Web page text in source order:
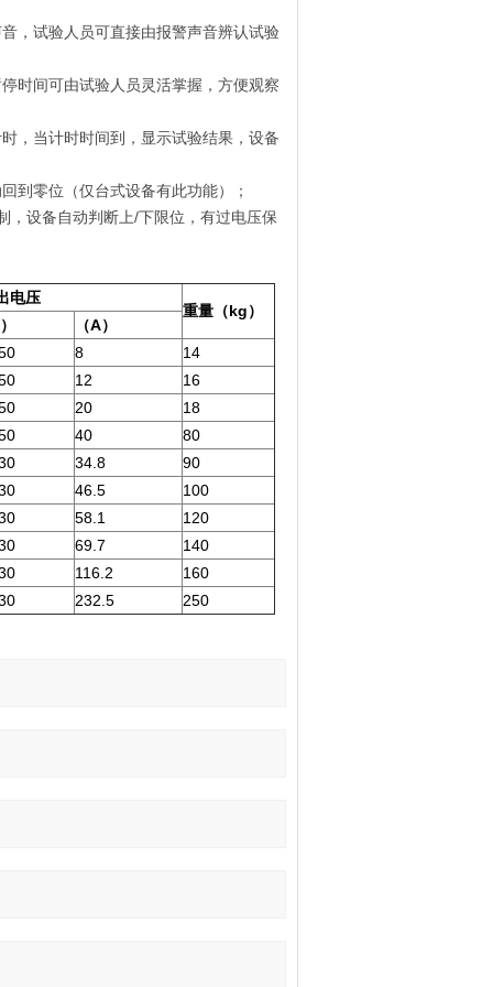
，试验人员可直接由报警声音辨认试验
时间可由试验人员灵活掌握，方便观察
，当计时时间到，显示试验结果，设备
到零位（仅台式设备有此功能）；
，设备自动判断上/下限位，有过电压保
电压
重量（kg）
）
（A）
8
14
12
16
20
18
40
80
34.8
90
46.5
100
58.1
120
69.7
140
116.2
160
232.5 250